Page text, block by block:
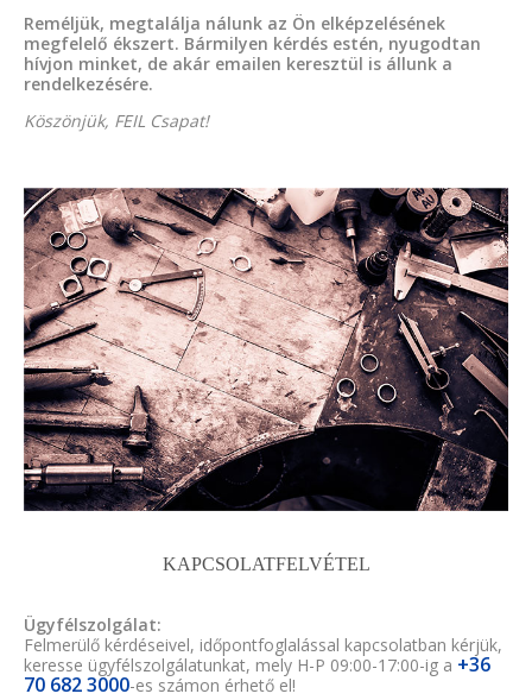
Reméljük, megtalálja nálunk az Ön elképzelésének
megfelelő ékszert. Bármilyen kérdés estén, nyugodtan
hívjon minket, de akár emailen keresztül is állunk a
rendelkezésére.
Köszönjük, FEIL Csapat!
KAPCSOLATFELVÉTEL
Ügyfélszolgálat:
Felmerülő kérdéseivel, időpontfoglalással kapcsolatban kérjük,
keresse ügyfélszolgálatunkat, mely H-P 09:00-17:00-ig a +36
70 682 3000-es számon érhető el!